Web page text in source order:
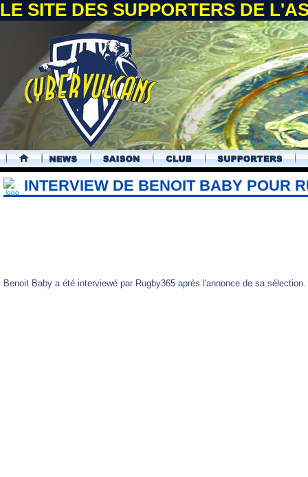
LE SITE DES SUPPORTERS DE
.
INTERVIEW DE BENOIT BABY POUR
Benoit Baby a été interviewé par Rugby365 après l'annonce de sa sélection.